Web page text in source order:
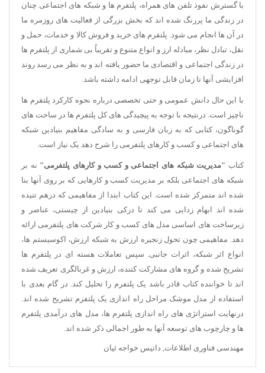
با گسترش نفوذ تلفن های همراه، پلتفرم ها و شبکه های اجتماعی چنان
در زندگی ما پررنگ شده اند که بخش بزرگی از فعالیت های روزمره ما
در آن ها انجام می شود. پلتفرم های خرید و فروش کالا و خدمات، حمل و
نقل، تبادل نظر، مبادله ارز و انواع متنوع و تقریباً بی شماری از پلتفرم ها
در زندگی اجتماعی و اقتصادی ما حضور یافته اند و به نظر می رسد روند
افزایشی آنها تا زمان قابل توجهی ادامه داشته باشد.
با این حال دانش عمومی و حتی تخصصی درباره نحوه کارکرد پلتفرم ها
ناچیز است. درنتیجه با توجه به پیچیدگی های کل پلتفرم ها در ساحت های
گوناگون، کتابی که به زبان فارسی و به سادگی مفاهیم بنیادین شبکه
های اجتماعی و کسب و کارهای پلتفرمی را شرح دهد یک نیاز است.
کتاب "مدیریت شبکه های اجتماعی و کسب و کارهای پلتفرمی" نه بر
شبکه های اجتماعی بلکه بر مدیریت کسب و کارهایی که بر روی آنها بنا
شده اند متمرکز شده است. این کتاب ابتدا از مفاهیمی که درهم تنیده
شده اند ابهام زدایی می کند تا درکی بنیادین از چیستی، عناصر و
زیرساخت های اساسی مدل های کسب و کار شرکت های پلتفرمی ارائه
دهد. مفاهیمی چون تحول زنجیره ارزش به شبکه ارزش، اکوسیستم ها،
انواع اثر شبکه، اثرات جانبی. سپس تعاملات هسته ای در پلتفرم ها
تشریح شده و گروه های مشارکت کننده، ارزش و غربالگری تعریف شده
اند تا خواننده کتاب قادر باشد یک پلتفرم را تحلیل کند. در گام بعدی با
استفاده از مدل موشک مراحل راه اندازی یک پلتفرم تشریح شده اند.
درنهایت استراتژی های راه اندازی پلتفرم ها، مدل های درآمدی پلتفرم
ها و چارچوب های توسعه آنها به طور اجمالی ذکر شده اند.
مهندسی فناوری اطلاعات, داتیس خواجه ئیان